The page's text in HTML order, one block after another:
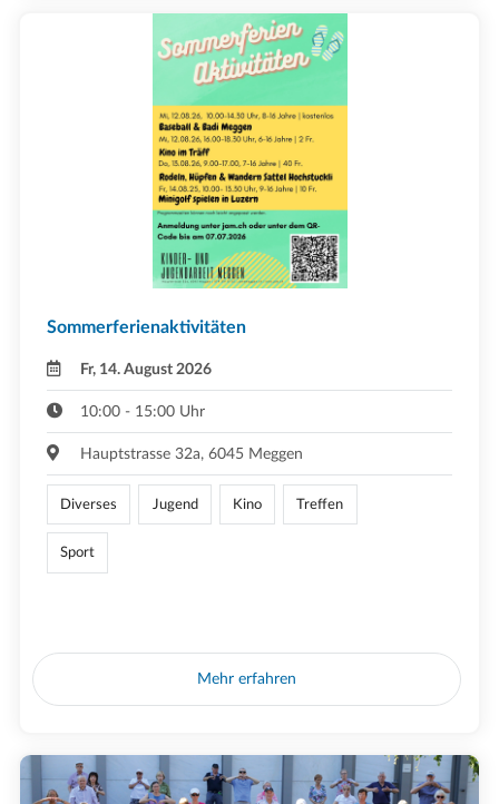
Sommerferienaktivitäten
Fr, 14. August 2026
10:00 - 15:00 Uhr
Hauptstrasse 32a, 6045 Meggen
Diverses Jugend Kino Treffen
Sport
Mehr erfahren